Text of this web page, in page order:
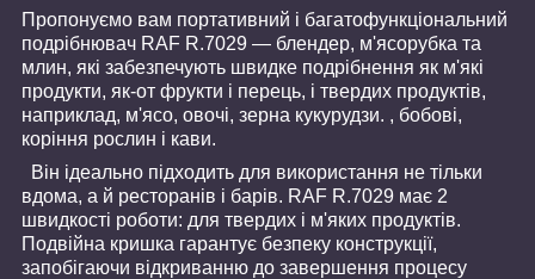
Пропонуємо вам портативний і багатофункціональний
подрібнювач RAF R.7029 — блендер, м'ясорубка та
млин, які забезпечують швидке подрібнення як м'які
продукти, як-от фрукти і перець, і твердих продуктів,
наприклад, м'ясо, овочі, зерна кукурудзи. , бобові,
коріння рослин і кави.
Він ідеально підходить для використання не тільки
вдома, а й ресторанів і барів. RAF R.7029 має 2
швидкості роботи: для твердих і м'яких продуктів.
Подвійна кришка гарантує безпеку конструкції,
запобігаючи відкриванню до завершення процесу